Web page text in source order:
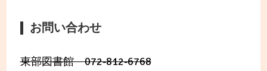
お問い合わせ
東部図書館 072-812-6768